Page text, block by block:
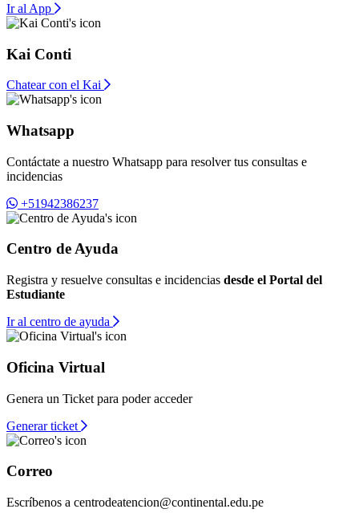
Ir al App
Kai Conti
Chatear con el Kai
Whatsapp
Contáctate a nuestro Whatsapp para resolver tus consultas e
incidencias
+51942386237
Centro de Ayuda
Registra y resuelve consultas e incidencias desde el Portal del
Estudiante
Ir al centro de ayuda
Oficina Virtual
Genera un Ticket para poder acceder
Generar ticket
Correo
Escríbenos a centrodeatencion@continental.edu.pe